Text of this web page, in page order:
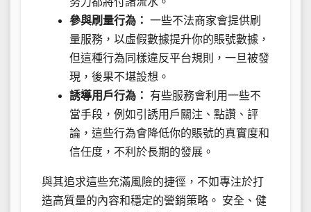
參與刷量行為： 一些不法商家會提供刷
量服務，以虛假數據提升你的賬號數據，
但這種行為同樣違反平台規則，一旦被發
現，後果不堪設想。
誘導用戶行為：
有些服務會利用一些不
當手段，例如引誘用戶關注、點讚、評
論，這些行為會降低你的賬號的真實度和
信任度，不利於長期的發展。
與其追求這些充滿風險的捷徑，不如專注於打
造高質量的內容和穩定的營銷策略。 安全、健